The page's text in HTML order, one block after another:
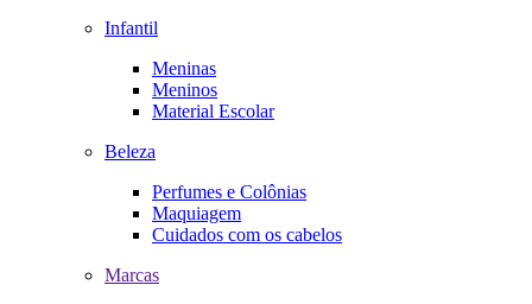
Infantil
Meninas
Meninos
Material Escolar
Beleza
Perfumes e Colônias
Maquiagem
Cuidados com os cabelos
Marcas